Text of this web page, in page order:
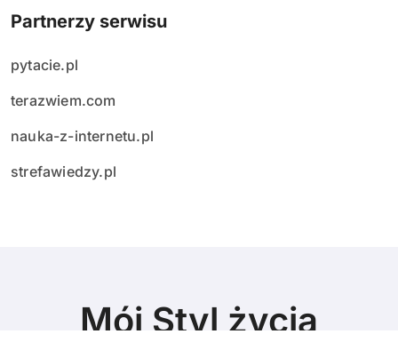
Partnerzy serwisu
pytacie.pl
terazwiem.com
nauka-z-internetu.pl
strefawiedzy.pl
Mój Styl życia